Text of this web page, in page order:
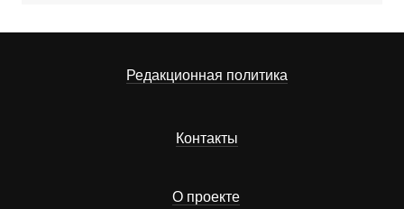
Редакционная политика
Контакты
О проекте